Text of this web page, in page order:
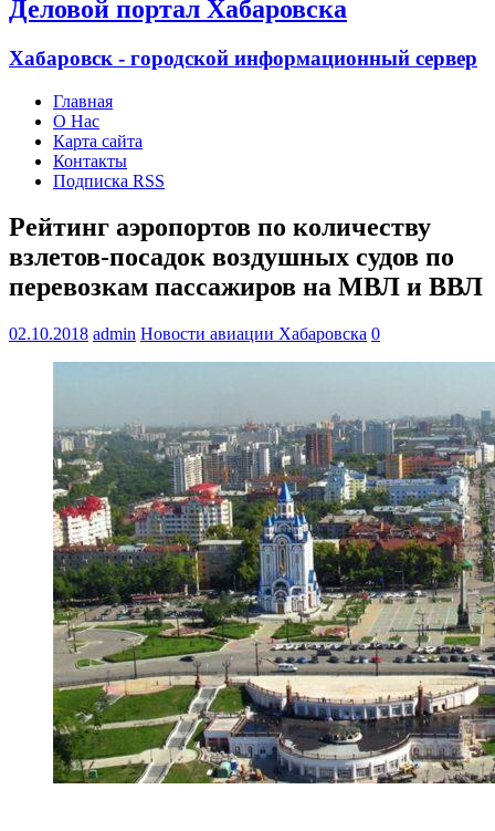
Деловой портал Хабаровска
Хабаровск - городской информационный сервер
Главная
О Нас
Карта сайта
Контакты
Подписка RSS
Рейтинг аэропортов по количеству
взлетов-посадок воздушных судов по
перевозкам пассажиров на МВЛ и ВВЛ
02.10.2018 admin Новости авиации Хабаровска 0